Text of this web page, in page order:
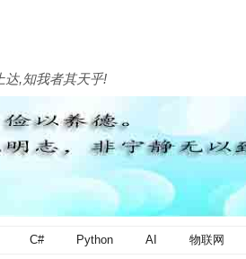
达,知我者其天乎!
C# Python AI 物联网